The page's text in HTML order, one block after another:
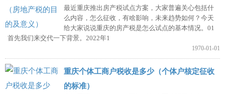
最近重庆推出房产税试点方案，大家普遍关心包括什
么内容，怎么征收，有啥影响，未来趋势如何？今天
给大家说说重庆的房产税是怎么试点的基本情况。01
首先我们来交代一下背景。2022年1
1970-01-01
重庆个体工商户税收是多少（个体户核定征收
的标准）